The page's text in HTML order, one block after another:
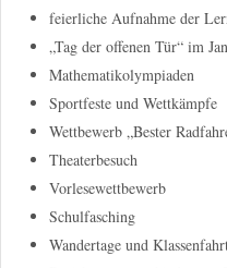
feierliche Aufnahme der
„Tag der offenen Tür“ im
Mathematikolympiaden
Sportfeste und Wettkämpfe
Wettbewerb „Bester
Theaterbesuch
Vorlesewettbewerb
Schulfasching
Wandertage und